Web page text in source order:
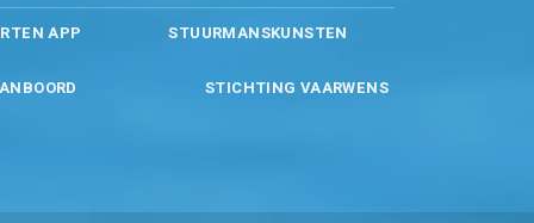
APP STUURMANSKUNSTEN
STICHTING VAARWENS